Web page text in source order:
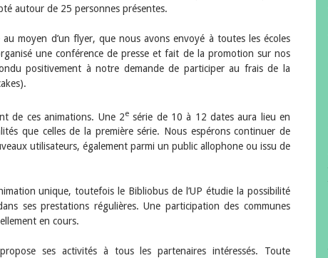
autour de 25 personnes présentes.
au moyen d’un flyer, que nous avons envoyé à toutes les écoles
une conférence de presse et fait de la promotion sur nos
positivement à notre demande de participer au frais de la
de ces animations. Une 2esérie de 10 à 12 dates aura lieu en
que celles de la première série. Nous espérons continuer de
utilisateurs, également parmi un public allophone ou issu de
unique, toutefois le Bibliobus de l’UP étudie la possibilité
ses prestations régulières. Une participation des communes
en cours.
ses activités à tous les partenaires intéressés. Toute